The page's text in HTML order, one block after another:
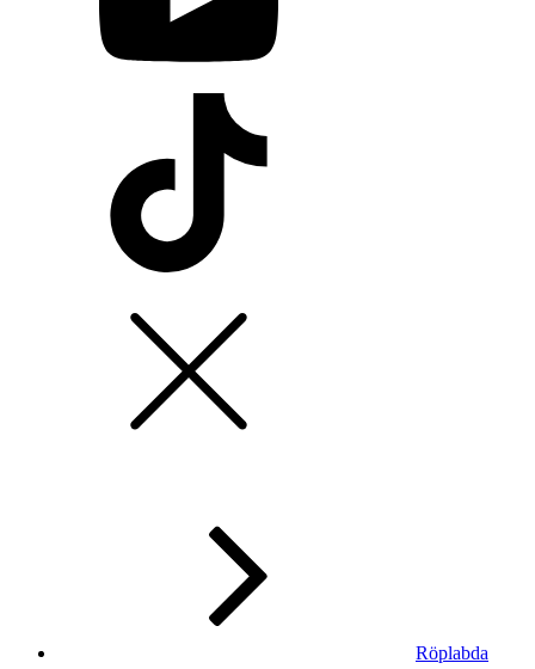
Röplabda